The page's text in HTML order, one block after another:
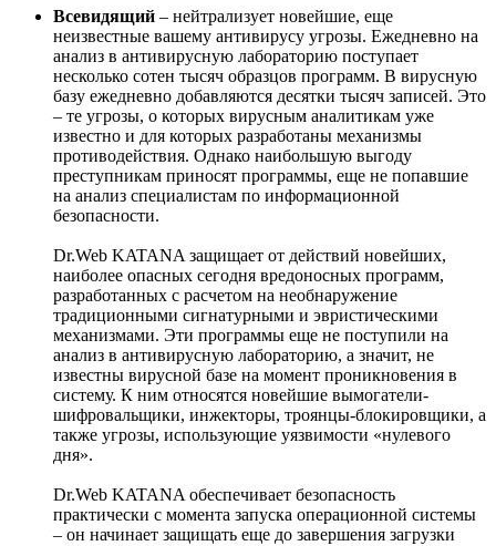
Всевидящий – нейтрализует новейшие, еще
неизвестные вашему антивирусу угрозы. Ежедневно на
анализ в антивирусную лабораторию поступает
несколько сотен тысяч образцов программ. В вирусную
базу ежедневно добавляются десятки тысяч записей. Это
– те угрозы, о которых вирусным аналитикам уже
известно и для которых разработаны механизмы
противодействия. Однако наибольшую выгоду
преступникам приносят программы, еще не попавшие
на анализ специалистам по информационной
безопасности.
Dr.Web KATANA защищает от действий новейших,
наиболее опасных сегодня вредоносных программ,
разработанных с расчетом на необнаружение
традиционными сигнатурными и эвристическими
механизмами. Эти программы еще не поступили на
анализ в антивирусную лабораторию, а значит, не
известны вирусной базе на момент проникновения в
систему. К ним относятся новейшие вымогатели-
шифровальщики, инжекторы, троянцы-блокировщики, а
также угрозы, использующие уязвимости «нулевого
дня».
Dr.Web KATANA обеспечивает безопасность
практически с момента запуска операционной системы
– он начинает защищать еще до завершения загрузки